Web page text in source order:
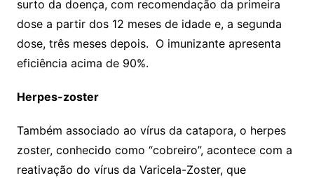
surto da doença, com recomendação da primeira
dose a partir dos 12 meses de idade e, a segunda
dose, três meses depois. O imunizante apresenta
eficiência acima de 90%.
Herpes-zoster
Também associado ao vírus da catapora, o herpes
zoster, conhecido como “cobreiro”, acontece com a
reativação do vírus da Varicela-Zoster, que